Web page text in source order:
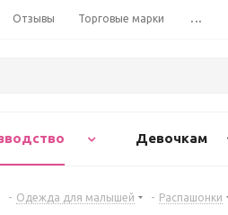
Отзывы Торговые марки ...
Девочкам
- Одежда для малышей - Распашонки